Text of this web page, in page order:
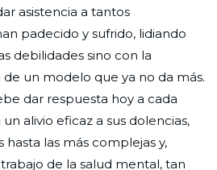
asistencia a tantos
padecido y sufrido, lidiando
debilidades sino con la
un modelo que ya no da más.
dar respuesta hoy a cada
alivio eficaz a sus dolencias,
hasta las más complejas y,
de la salud mental, tan